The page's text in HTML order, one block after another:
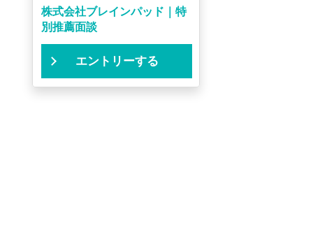
スを通じて、業界のリーディングカン
パニーを中心に1,400社以上の企業経営
を支援する総合サービスを提供！
株式会社ブレインパッド｜特
別推薦面談
エントリーする